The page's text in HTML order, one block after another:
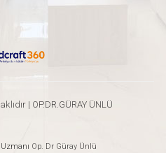
| OP.DR.GÜRAY ÜNLÜ
Op. Dr Güray Ünlü